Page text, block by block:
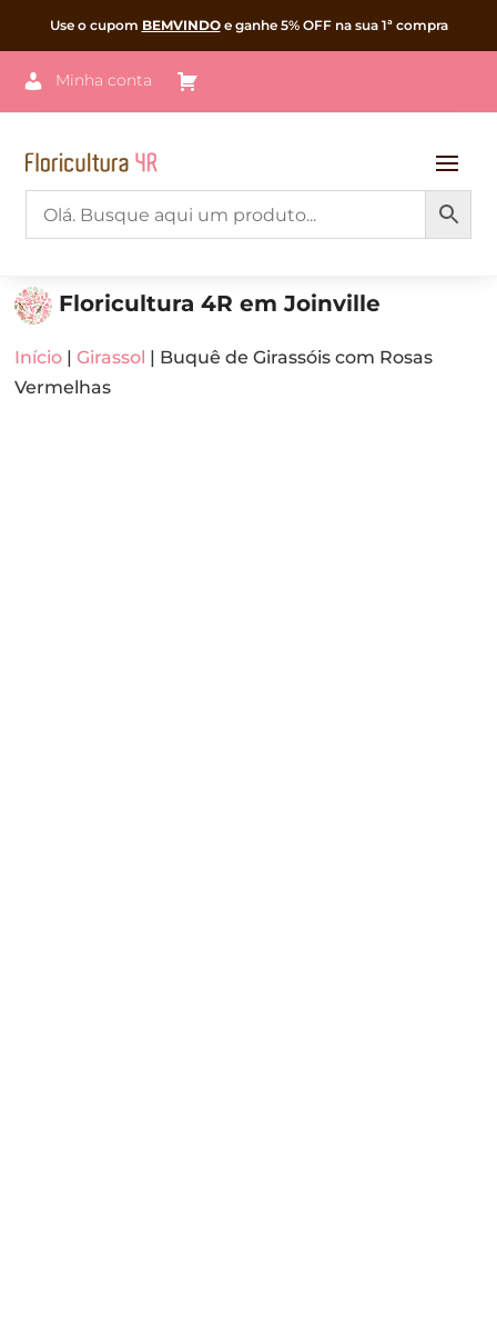
Use o cupom BEMVINDOe ganhe 5% OFF na sua 1ª compra
Minha conta
Floricultura 4R em Joinville
Início |Girassol | Buquê de Girassóis com Rosas
Vermelhas